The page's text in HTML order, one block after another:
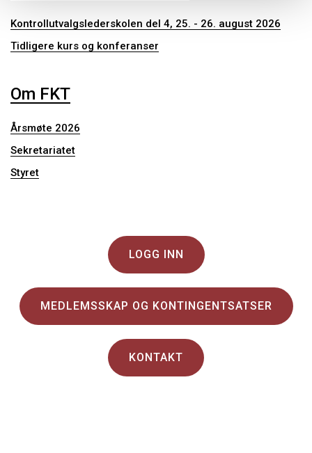
Kontrollutvalgslederskolen del 4, 25. - 26. august 2026
Tidligere kurs og konferanser
Om FKT
Årsmøte 2026
Sekretariatet
Styret
LOGG INN
MEDLEMSSKAP OG KONTINGENTSATSER
KONTAKT